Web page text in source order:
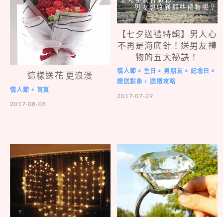
這樣送花 更浪漫
情人節 #
首頁
2017-08-08
【七夕送禮特輯】男人心
不再是海底針！送男友禮
物的五大祕訣！
情人節 # 生日 # 男朋友 # 紀念日 #
贈送對象 #
送禮攻略
2017-07-29